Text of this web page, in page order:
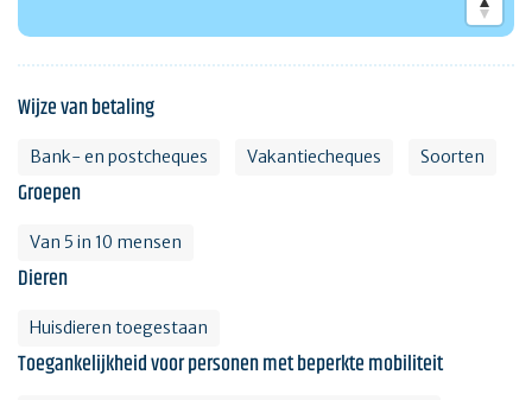
Wijze van betaling
Bank- en postcheques Vakantiecheques Soorten
Groepen
Van 5 in 10 mensen
Dieren
Huisdieren toegestaan
Toegankelijkheid voor personen met beperkte mobiliteit